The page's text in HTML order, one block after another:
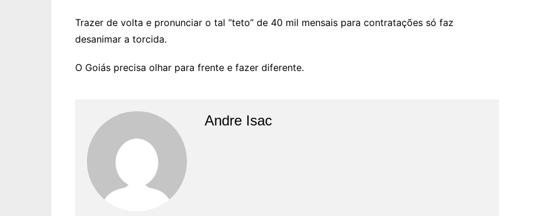
Trazer de volta e pronunciar o tal “teto” de 40 mil mensais para contratações só faz
desanimar a torcida.
O Goiás precisa olhar para frente e fazer diferente.
Andre Isac